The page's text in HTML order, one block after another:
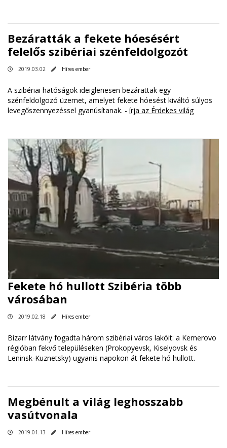
Bezáratták a fekete hóesésért
felelős szibériai szénfeldolgozót
2019.03.02 Híres ember
A szibériai hatóságok ideiglenesen bezárattak egy
szénfeldolgozó üzemet, amelyet fekete hóesést kiváltó súlyos
levegőszennyezéssel gyanúsítanak. - írja az Érdekes világ
Fekete hó hullott Szibéria több
városában
2019.02.18 Híres ember
Bizarr látvány fogadta három szibériai város lakóit: a Kemerovo
régióban fekvő településeken (Prokopyevsk, Kiselyovsk és
Leninsk-Kuznetsky) ugyanis napokon át fekete hó hullott.
Megbénult a világ leghosszabb
vasútvonala
2019.01.13 Híres ember